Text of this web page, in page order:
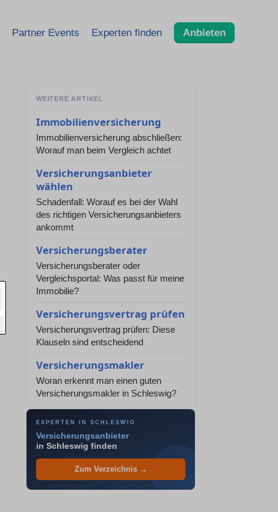
Partner Events Experten finden Anbieten
WEITERE ARTIKEL
Immobilienversicherung
Immobilienversicherung abschließen:
Worauf man beim Vergleich achtet
Versicherungsanbieter
wählen
Schadenfall: Worauf es bei der Wahl
des richtigen Versicherungsanbieters
ankommt
Versicherungsberater
Versicherungsberater oder
Vergleichsportal: Was passt für meine
Immobilie?
Versicherungsvertrag prüfen
Versicherungsvertrag prüfen: Diese
Klauseln sind entscheidend
Versicherungsmakler
Woran erkennt man einen guten
Versicherungsmakler in Schleswig?
EXPERTEN IN SCHLESWIG
Versicherungsanbieter
in Schleswig finden
Zum Verzeichnis →